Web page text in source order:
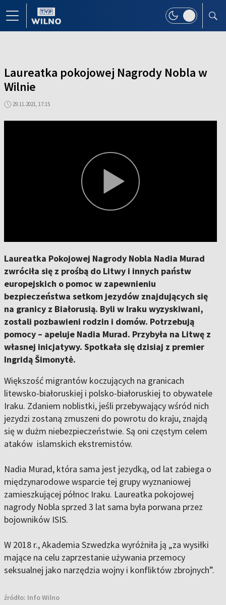
Laureatka pokojowej Nagrody Nobla w
Wilnie
29.11.2021, 17:15
Laureatka Pokojowej Nagrody Nobla Nadia Murad
zwróciła się z prośbą do Litwy i innych państw
europejskich o pomoc w zapewnieniu
bezpieczeństwa setkom jezydów znajdujących się
na granicy z Białorusią. Byli w Iraku wyzyskiwani,
zostali pozbawieni rodzin i domów. Potrzebują
pomocy – apeluje Nadia Murad. Przybyła na Litwę z
własnej inicjatywy. Spotkała się dzisiaj z premier
Ingridą Šimonytė.
Większość migrantów koczujących na granicach
litewsko-białoruskiej i polsko-białoruskiej to obywatele
Iraku. Zdaniem noblistki, jeśli przebywający wśród nich
jezydzi zostaną zmuszeni do powrotu do kraju, znajdą
się w dużm niebezpieczeństwie. Są oni częstym celem
ataków islamskich ekstremistów.
Nadia Murad, która sama jest jezydką, od lat zabiega o
międzynarodowe wsparcie tej grupy wyznaniowej
zamieszkującej północ Iraku. Laureatka pokojowej
nagrody Nobla sprzed 3 lat sama była porwana przez
bojowników ISIS.
W 2018 r., Akademia Szwedzka wyróżniła ją „za wysiłki
mające na celu zaprzestanie używania przemocy
seksualnej jako narzędzia wojny i konfliktów zbrojnych”.
źródło: Info Wilno